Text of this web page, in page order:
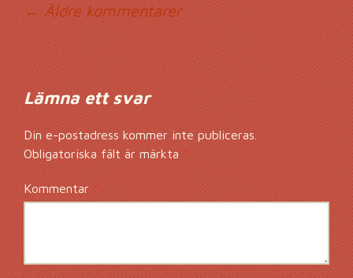
← Äldre kommentarer
Lämna ett svar
Din e-postadress kommer inte publiceras.
Obligatoriska fält är märkta *
Kommentar*